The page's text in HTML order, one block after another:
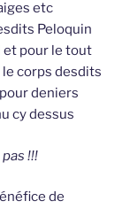
etc
Peloquin
et pour le tout
corps desdits
deniers
cy dessus
!!!
de